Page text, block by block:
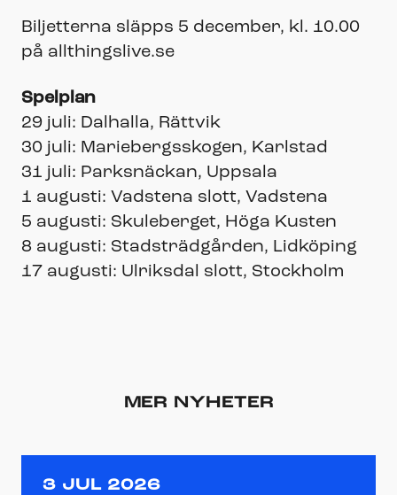
Biljetterna släpps 5 december, kl. 10.00
på allthingslive.se
Spelplan
29 juli: Dalhalla, Rättvik
30 juli: Mariebergsskogen, Karlstad
31 juli: Parksnäckan, Uppsala
1 augusti: Vadstena slott, Vadstena
5 augusti: Skuleberget, Höga Kusten
8 augusti: Stadsträdgården, Lidköping
17 augusti: Ulriksdal slott, Stockholm
MER NYHETER
3 JUL 2026